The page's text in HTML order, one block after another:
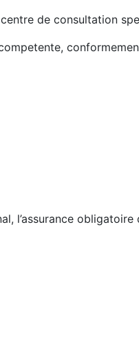
centre de consultation
l’assurance